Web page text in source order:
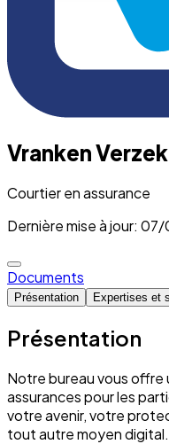
Vranken
Courtier en assurance
Dernière mise à jour:
Documents
Présentation Expertises et
Présentation
Notre bureau vous offre
assurances pour les
votre avenir, votre
tout autre moyen